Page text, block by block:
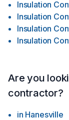
Insulation
Insulation
Insulation
Insulation
Are you
contractor?
in Hanesville